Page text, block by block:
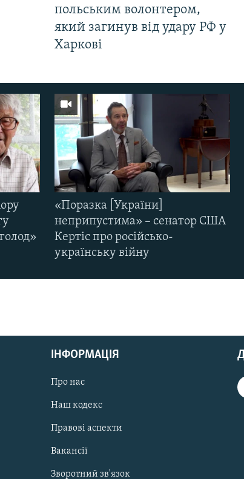
польським волонтером,
який загинув від удару РФ у
Харкові
«Поразка [України]
неприпустима» – сенатор США
Кертіс про російсько-
українську війну
ІНФОРМАЦІЯ
Про нас
Наш кодекс
Правові аспекти
Вакансії
Зворотний зв'язок